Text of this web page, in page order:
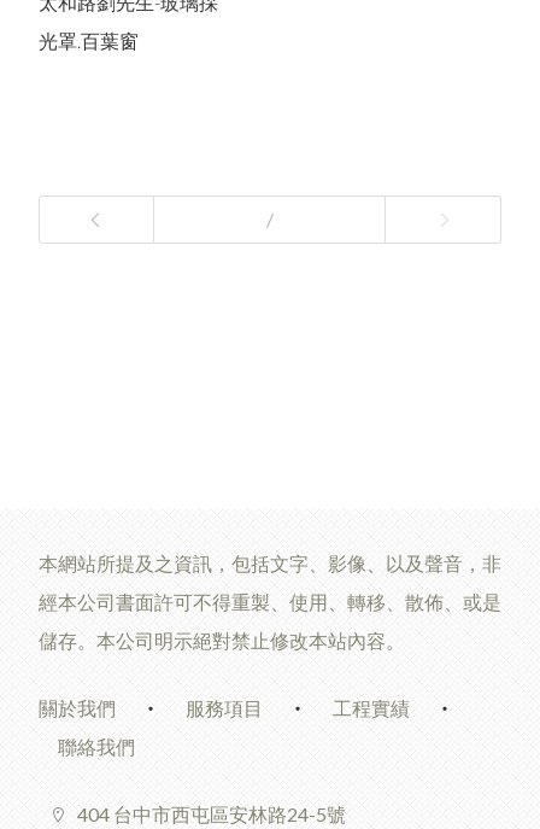
光罩.百葉窗
/
本網站所提及之資訊，包括文字、影像、以及聲音，非
經本公司書面許可不得重製、使用、轉移、散佈、或是
儲存。本公司明示絕對禁止修改本站內容。
關於我們 服務項目
工程實績
聯絡我們
404 台中市西屯區安林路24-5號